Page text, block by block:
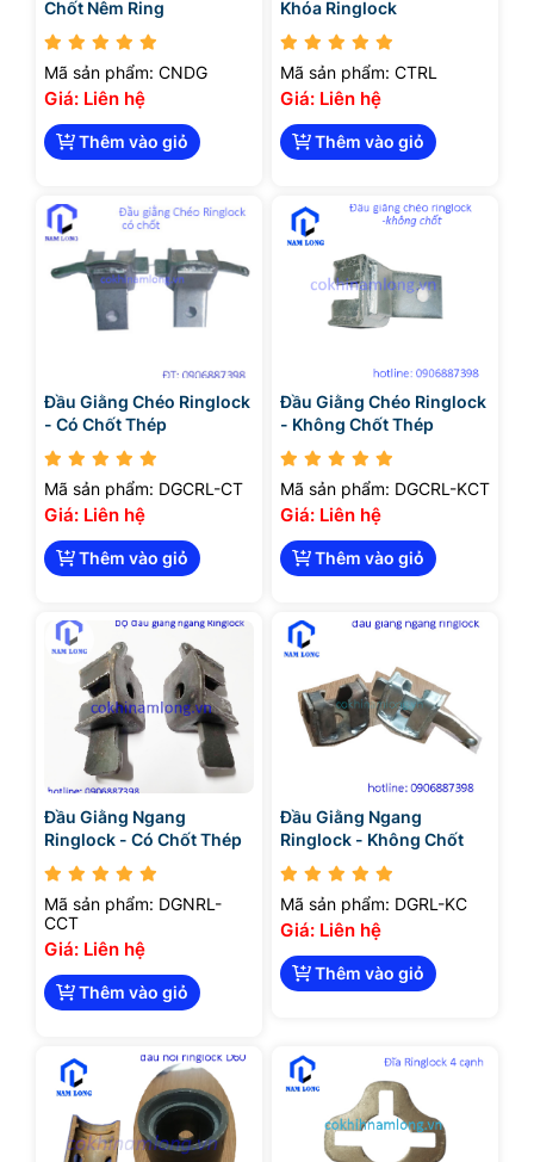
Chốt Nêm Ring
Mã sản phẩm: CNDG
Giá: Liên hệ
Thêm vào giỏ
Khóa Ringlock
Mã sản phẩm: CTRL
Giá: Liên hệ
Thêm vào giỏ
Đầu Giằng Chéo Ringlock
- Có Chốt Thép
Mã sản phẩm: DGCRL-CT
Giá: Liên hệ
Thêm vào giỏ
Đầu Giằng Chéo Ringlock
- Không Chốt Thép
Mã sản phẩm: DGCRL-KCT
Giá: Liên hệ
Thêm vào giỏ
Đầu Giằng Ngang
Ringlock - Có Chốt Thép
Mã sản phẩm: DGNRL-
CCT
Giá: Liên hệ
Thêm vào giỏ
Đầu Giằng Ngang
Ringlock - Không Chốt
Mã sản phẩm: DGRL-KC
Giá: Liên hệ
Thêm vào giỏ